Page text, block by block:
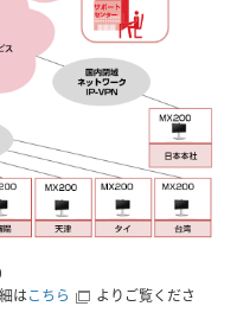
はこちら
よりご覧くださ